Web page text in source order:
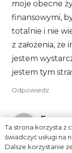
moje obecne
finansowymi,
totalnie i nie
z założenia,
jestem
jestem tym
Odpowiedz
Ewa
5 stycznia
Zgadzam się z
Ta strona korzysta z
świadczyć usługi na
Dalsze korzystanie